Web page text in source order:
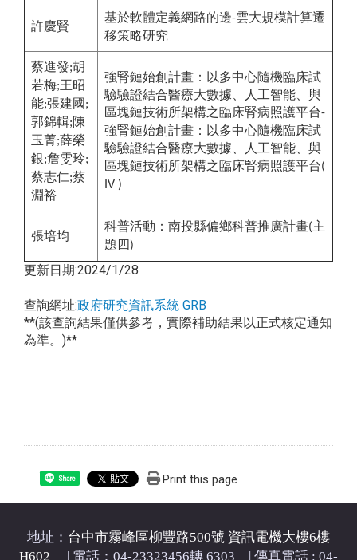
許慶賢
基於軟體定義網路的邊-雲大規模計算遷
移策略研究
蔡進發;胡
若梅;王昭
能;張建國 ;
郭錦輯;陳
玉菁;薛榮
銀;詹雯玲;
蔡志仁;蔡
淵裕
強腎鏈始創計畫：以多中心隨機臨床試
驗驗證結合醫療大數據、人工智能、與
區塊鏈技術所架構之臨床腎病照護平台-
強腎鏈始創計畫：以多中心隨機臨床試
驗驗證結合醫療大數據、人工智能、與
區塊鏈技術所架構之臨床腎病照護平台(
IV )
張培均
科普活動：南投縣偏鄉科普推廣計畫(主
題四)
更新日期:2024/1/28
查詢網址:政府研究資訊系統 GRB
**(該查詢結果僅供參考，實際補助結果以正式核定通知
為準。)**
Share Print this page
地址： 台中市霧峰區柳豐路500號 資訊電機大樓6樓
H602 | 電話：04-23323456轉 6303 | 傳真電話 : 04-